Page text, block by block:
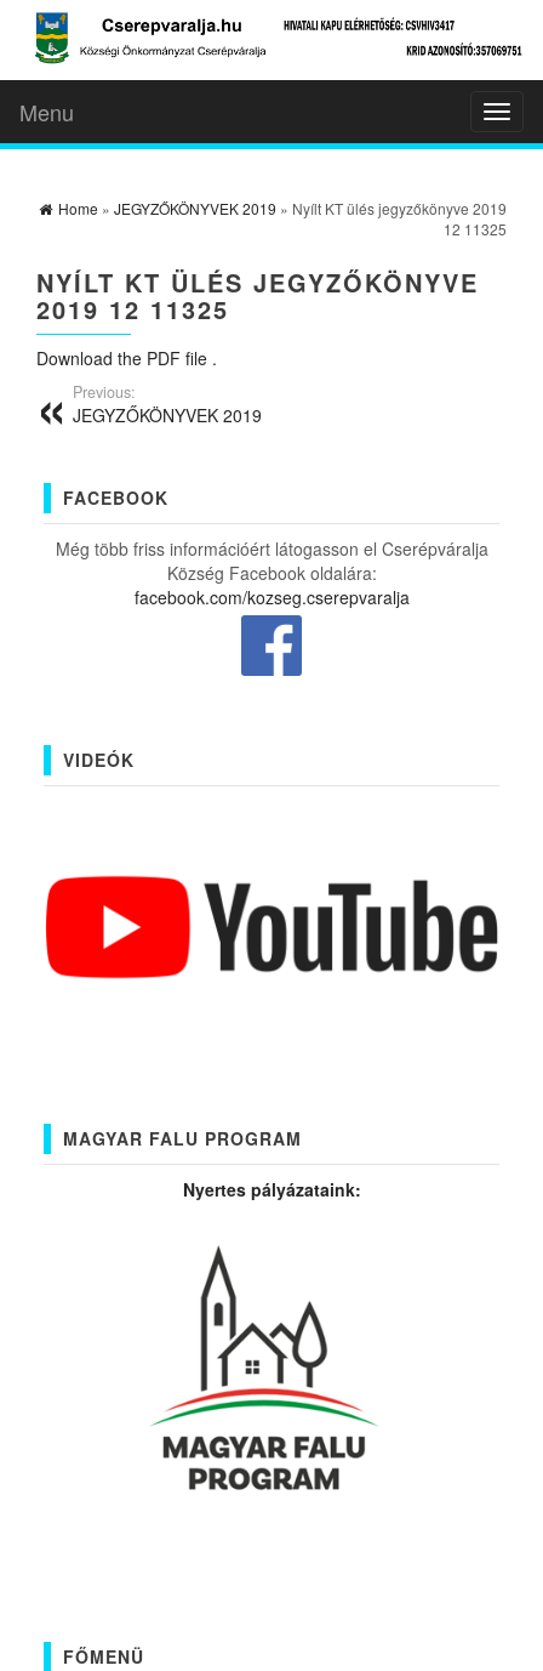
Menu
Home » JEGYZŐKÖNYVEK 2019 » Nyílt KT ülés jegyzőkönyve 2019
12 11325
NYÍLT KT ÜLÉS JEGYZŐKÖNYVE
2019 12 11325
Download the PDF file .
Previous:
JEGYZŐKÖNYVEK 2019
FACEBOOK
Még több friss információért látogasson el Cserépváralja
Község Facebook oldalára:
facebook.com/kozseg.cserepvaralja
VIDEÓK
MAGYAR FALU PROGRAM
Nyertes pályázataink:
FŐMENÜ